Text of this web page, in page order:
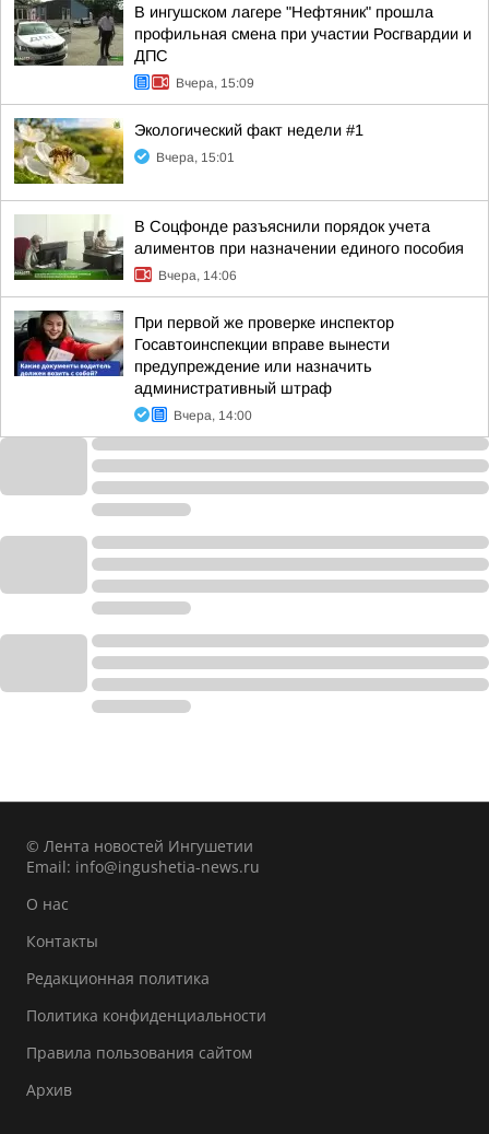
В ингушском лагере "Нефтяник" прошла
профильная смена при участии Росгвардии и
ДПС
Вчера, 15:09
Экологический факт недели #1
Вчера, 15:01
В Соцфонде разъяснили порядок учета
алиментов при назначении единого пособия
Вчера, 14:06
При первой же проверке инспектор
Госавтоинспекции вправе вынести
предупреждение или назначить
административный штраф
Вчера, 14:00
© Лента новостей Ингушетии
Email: info@ingushetia-news.ru
О нас
Контакты
Редакционная политика
Политика конфиденциальности
Правила пользования сайтом
Архив